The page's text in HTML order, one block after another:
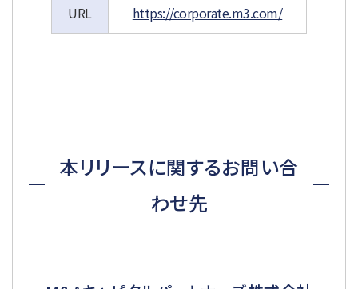
URL https://corporate.m3.com/
本リリースに関するお問い合
わせ先